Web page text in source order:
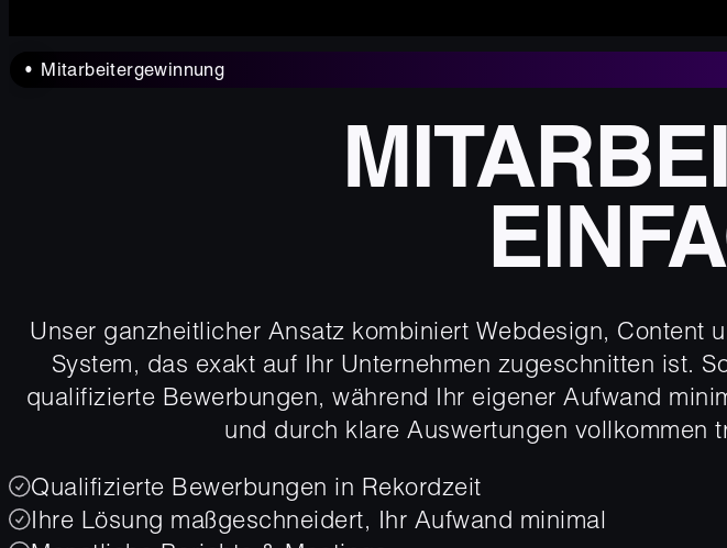
Mitarbeitergewinnung
Unser ganzheitlicher Ansatz kombiniert Webdesign, Content
System, das exakt auf Ihr Unternehmen zugeschnitten ist.
qualifizierte Bewerbungen, während Ihr eigener Aufwand
und durch klare Auswertungen vollkommen
Qualifizierte Bewerbungen in Rekordzeit
Ihre Lösung maßgeschneidert, Ihr Aufwand minimal